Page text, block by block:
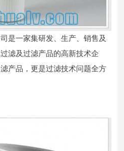
是一家集研发、生产、销售及
滤及过滤产品的高新技术企
产品，更是过滤技术问题全方